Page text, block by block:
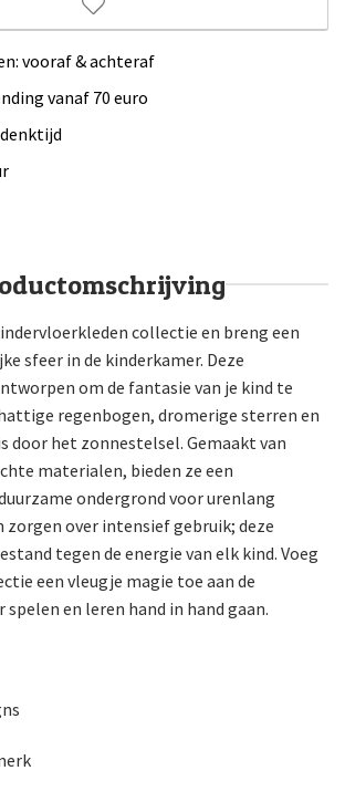
vooraf & achteraf
vanaf 70 euro
collectie en breng een
sfeer in de kinderkamer. Deze
om de fantasie van je kind te
regenbogen, dromerige sterren en
door het zonnestelsel. Gemaakt van
materialen, bieden ze een
ondergrond voor urenlang
zorgen over intensief gebruik; deze
tegen de energie van elk kind. Voeg
een vleugje magie toe aan de
spelen en leren hand in hand gaan.